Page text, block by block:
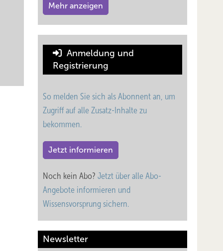
in
ist.
Mehr anzeigen
Anmeldung und
Registrierung
So melden Sie sich als Abonnent an, um
Zugriff auf alle Zusatz-Inhalte zu
bekommen.
Jetzt informieren
Noch kein Abo? Jetzt über alle Abo-
Angebote informieren und
Wissensvorsprung sichern.
Newsletter